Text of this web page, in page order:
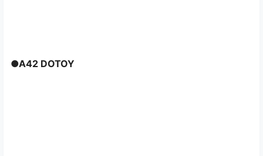
●A42 DOTOY